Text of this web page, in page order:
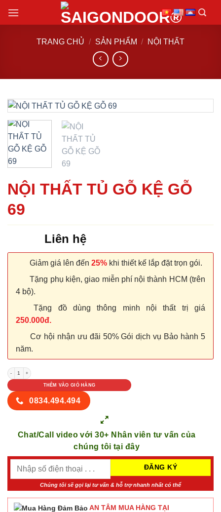
đến
TRANG CHỦ / SẢN PHẨM / NỘI THẤT
NỘI THẤT TỦ GỖ KỆ GỖ
69
Liên hệ
Giảm giá lên đến 25% khi thiết kế lắp đặt trọn gói.
Tặng phụ kiện, giao miễn phí nội thành HCM (trên
4 bộ).
Tặng đồ dùng thông minh nội thất trị giá
250.000đ.
Cơ hội nhận ưu đãi 50% Gói dịch vụ Bảo hành 5
năm.
NỘI THẤT TỦ GỖ KỆ GỖ 69 số lượng
THÊM VÀO GIỎ HÀNG
0834.494.494
Chat/Call video với 30+ Nhân viên tư vấn của
chúng tôi tại đây
Chúng tôi sẽ gọi lại tư vấn & hỗ trợ nhanh nhất có thể
AN TÂM MUA HÀNG TẠI